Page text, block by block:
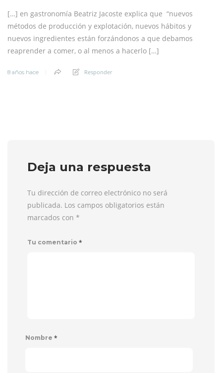
[…] en gastronomía Beatriz Jacoste explica que “nuevos
métodos de producción y explotación, nuevos hábitos y
nuevos ingredientes están forzándonos a que debamos
reaprender a comer, o al menos a hacerlo […]
8 años hace Responder
Deja una respuesta
Tu dirección de correo electrónico no será
publicada. Los campos obligatorios están
marcados con *
Tu comentario *
Nombre *